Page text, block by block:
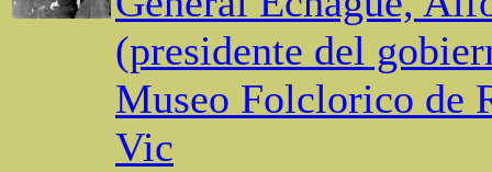
(presidente del
Museo Folclorico de
Vic